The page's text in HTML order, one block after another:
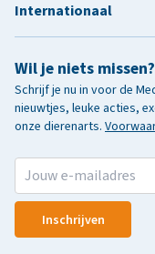
Wil je niets missen?
Schrijf je nu in voor de
nieuwtjes, leuke acties,
onze dierenarts.
Inschrijven
Internationaal